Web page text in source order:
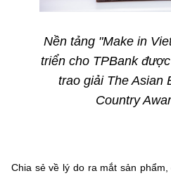
Nền tảng "Make in
triển cho TPBank
trao giải The Asian
Country
Chia sẻ về lý do ra mắt sản